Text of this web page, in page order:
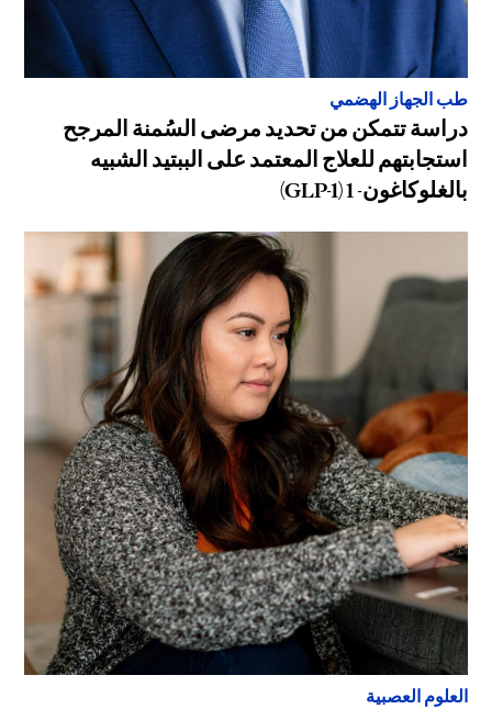
طب الجهاز الهضمي
دراسة تتمكن من تحديد مرضى السُمنة المرجح
استجابتهم للعلاج المعتمد على الببتيد الشبيه
بالغلوكاغون- 1 (GLP-1)
العلوم العصبية